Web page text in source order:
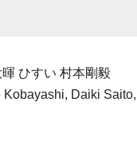
ひすい 村本剛毅
Daiki